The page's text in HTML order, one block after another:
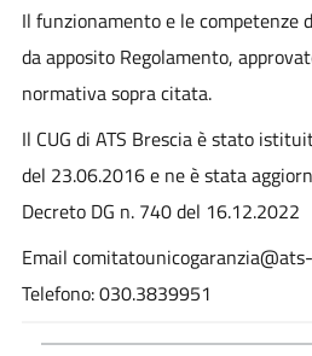
Il funzionamento e le competenze
da apposito Regolamento,
normativa sopra citata.
Il CUG di ATS Brescia è stato
del 23.06.2016 e ne è stata
Decreto DG n. 740 del 16.12.2022
Email
Telefono: 030.3839951